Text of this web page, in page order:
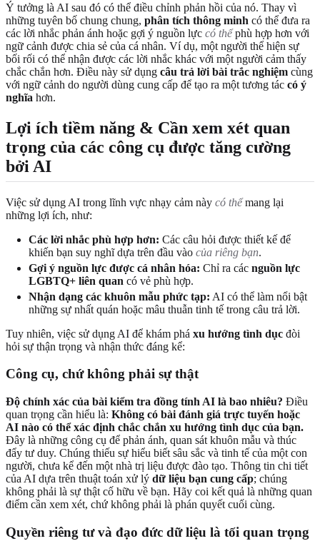
Ý tưởng là AI sau đó có thể điều chỉnh phản hồi của nó. Thay vì
những tuyên bố chung chung, phân tích thông minh có thể đưa ra
các lời nhắc phản ánh hoặc gợi ý nguồn lực có thểphù hợp hơn với
ngữ cảnh được chia sẻ của cá nhân. Ví dụ, một người thể hiện sự
bối rối có thể nhận được các lời nhắc khác với một người cảm thấy
chắc chắn hơn. Điều này sử dụng câu trả lời bài trắc nghiệm cùng
với ngữ cảnh do người dùng cung cấp để tạo ra một tương tác có ý
nghĩa hơn.
Lợi ích tiềm năng & Cần xem xét quan
trọng của các công cụ được tăng cường
bởi AI
Việc sử dụng AI trong lĩnh vực nhạy cảm này có thểmang lại
những lợi ích, như:
Các lời nhắc phù hợp hơn: Các câu hỏi được thiết kế để
khiến bạn suy nghĩ dựa trên đầu vào của riêng bạn.
Gợi ý nguồn lực được cá nhân hóa: Chỉ ra các nguồn lực
LGBTQ+ liên quan có vẻ phù hợp.
Nhận dạng các khuôn mẫu phức tạp: AI có thể làm nổi bật
những sự nhất quán hoặc mâu thuẫn tinh tế trong câu trả lời.
Tuy nhiên, việc sử dụng AI để khám phá xu hướng tình dục đòi
hỏi sự thận trọng và nhận thức đáng kể:
Công cụ, chứ không phải sự thật
Độ chính xác của bài kiểm tra đồng tính AI là bao nhiêu? Điều
quan trọng cần hiểu là: Không có bài đánh giá trực tuyến hoặc
AI nào có thể xác định chắc chắn xu hướng tình dục của bạn.
Đây là những công cụ để phản ánh, quan sát khuôn mẫu và thúc
đẩy tư duy. Chúng thiếu sự hiểu biết sâu sắc và tinh tế của một con
người, chưa kể đến một nhà trị liệu được đào tạo. Thông tin chi tiết
của AI dựa trên thuật toán xử lý dữ liệu bạn cung cấp; chúng
không phải là sự thật cố hữu về bạn. Hãy coi kết quả là những quan
điểm cần xem xét, chứ không phải là phán quyết cuối cùng.
Quyền riêng tư và đạo đức dữ liệu là tối quan trọng